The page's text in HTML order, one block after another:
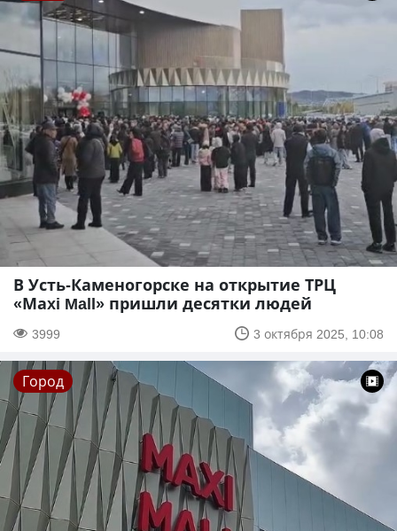
В Усть-Каменогорске на открытие ТРЦ
«Маxi Mall» пришли десятки людей
3999 3 октября 2025, 10:08
Город